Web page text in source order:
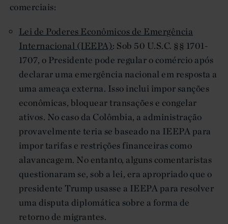
comerciais:
Lei de Poderes Econômicos de Emergência
Internacional (IEEPA): Sob 50 U.S.C. §§ 1701-
1707, o Presidente pode regular o comércio após
declarar uma emergência nacional em resposta a
uma ameaça externa. Isso inclui impor sanções
econômicas, bloquear transações e congelar
ativos. No caso da Colômbia, a administração
provavelmente teria se baseado na IEEPA para
impor tarifas e restrições financeiras como
alavancagem. No entanto, alguns comentaristas
questionaram se, sob a lei, era apropriado que o
presidente Trump usasse a IEEPA para resolver
uma disputa diplomática sobre a forma de
retorno de migrantes.